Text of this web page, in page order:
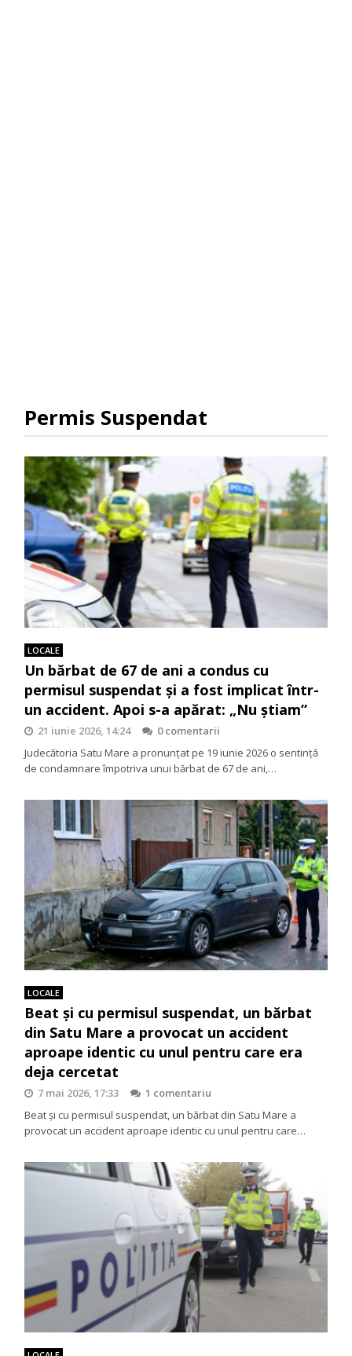
Permis Suspendat
LOCALE
Un bărbat de 67 de ani a condus cu
permisul suspendat și a fost implicat într-
un accident. Apoi s-a apărat: „Nu știam”
21 iunie 2026, 14:24
0 comentarii
Judecătoria Satu Mare a pronunțat pe 19 iunie 2026 o sentință
de condamnare împotriva unui bărbat de 67 de ani,…
LOCALE
Beat și cu permisul suspendat, un bărbat
din Satu Mare a provocat un accident
aproape identic cu unul pentru care era
deja cercetat
7 mai 2026, 17:33
1 comentariu
Beat și cu permisul suspendat, un bărbat din Satu Mare a
provocat un accident aproape identic cu unul pentru care…